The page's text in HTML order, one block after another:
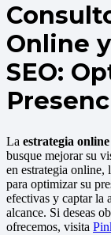
Online
SEO:
La estrategia online
busque mejorar su
en estrategia online,
para optimizar su
efectivas y captar la
alcance. Si deseas
ofrecemos, visita